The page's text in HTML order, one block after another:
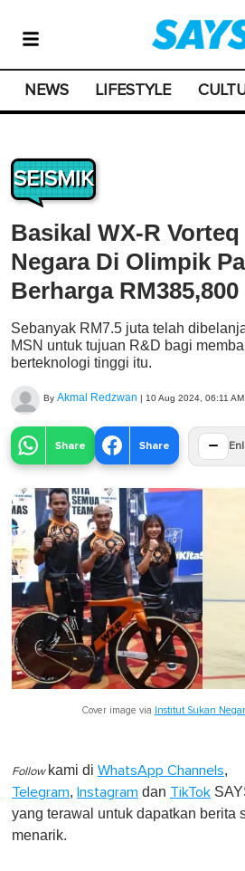
NEWS LIFESTYLE
SEISMIK
Basikal WX-R
Negara Di Olimpik
Berharga
Sebanyak RM7.5 juta telah
MSN untuk tujuan R&D bagi
berteknologi tinggi itu.
By Akmal Redzwan | 10 Aug 2024, 06:11 AM
Share Share −
Cover image via Institut Sukan
Follow kami di WhatsApp Channels,
Telegram, Instagram dan TikTok
yang terawal untuk dapatkan berita
menarik.